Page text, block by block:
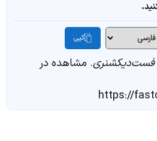
کپی
فست‌دیکشنری. مشاهده در
https://